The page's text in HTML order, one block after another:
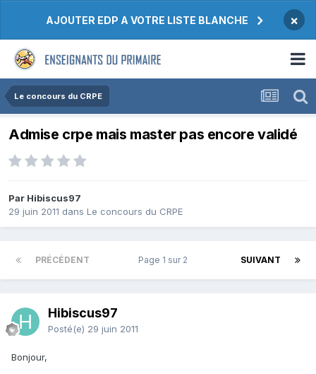
AJOUTER EDP A VOTRE LISTE BLANCHE ×
Le concours du CRPE
Admise crpe mais master pas encore validé
Par Hibiscus97
29 juin 2011 dans Le concours du CRPE
PRÉCÉDENT SUIVANT
Page 1 sur 2
Hibiscus97
Posté(e) 29 juin 2011
Bonjour,